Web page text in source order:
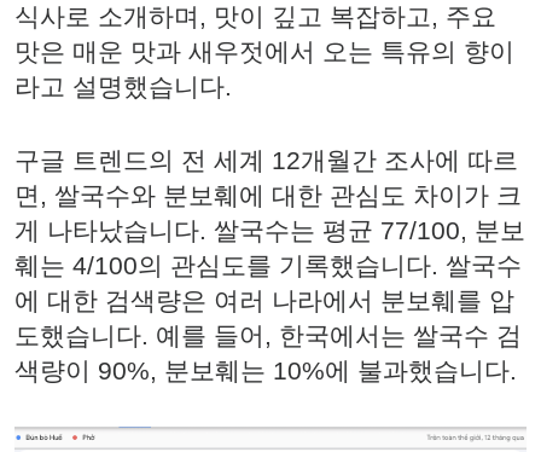
식사로 소개하며, 맛이 깊고 복잡하고, 주요
맛은 매운 맛과 새우젓에서 오는 특유의 향이
라고 설명했습니다.
구글 트렌드의 전 세계 12개월간 조사에 따르
면, 쌀국수와 분보훼에 대한 관심도 차이가 크
게 나타났습니다. 쌀국수는 평균 77/100, 분보
훼는 4/100의 관심도를 기록했습니다. 쌀국수
에 대한 검색량은 여러 나라에서 분보훼를 압
도했습니다. 예를 들어, 한국에서는 쌀국수 검
색량이 90%, 분보훼는 10%에 불과했습니다.